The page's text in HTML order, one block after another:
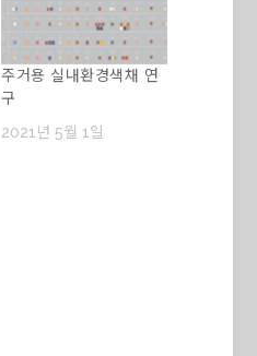
주거용 실내환경색채 연
구
2021년 5월 1일